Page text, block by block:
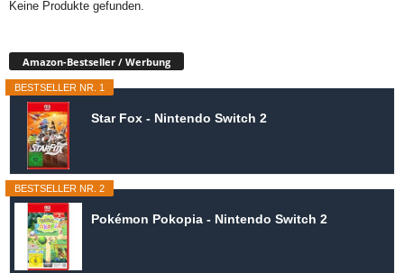
Keine Produkte gefunden.
Amazon-Bestseller / Werbung
BESTSELLER NR. 1
Star Fox - Nintendo Switch 2
BESTSELLER NR. 2
Pokémon Pokopia - Nintendo Switch 2